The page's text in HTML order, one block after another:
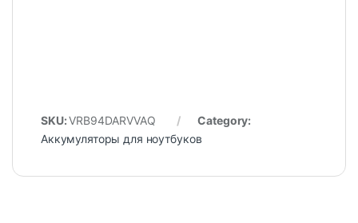
SKU:VRB94DARVVAQ
Category:
Аккумуляторы для ноутбуков